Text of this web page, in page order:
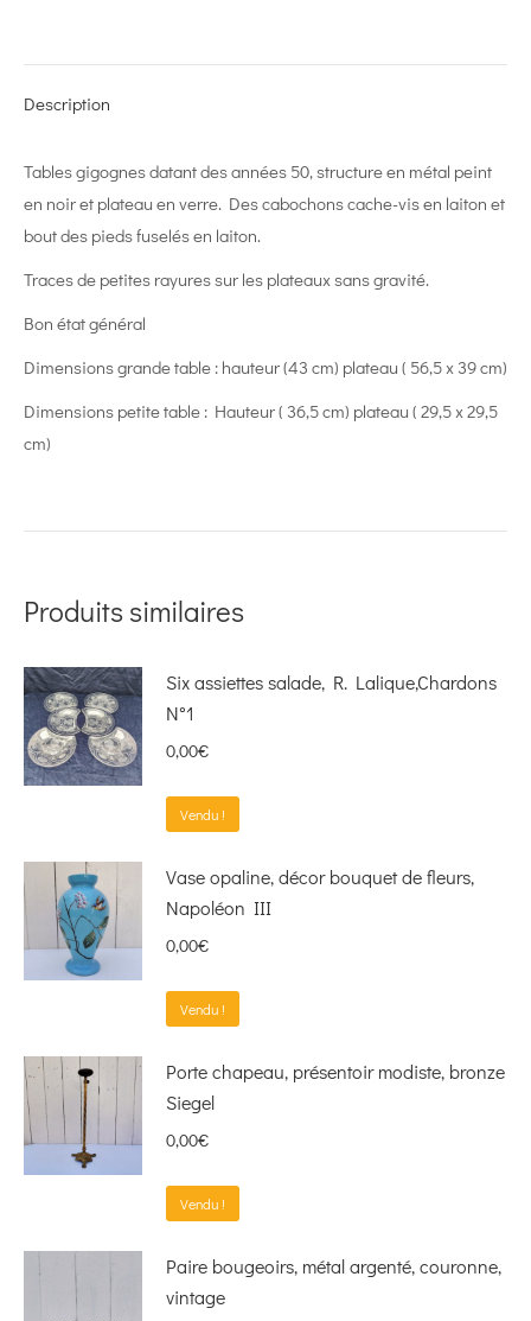
Description
Tables gigognes datant des années 50, structure en métal peint
en noir et plateau en verre. Des cabochons cache-vis en laiton et
bout des pieds fuselés en laiton.
Traces de petites rayures sur les plateaux sans gravité.
Bon état général
Dimensions grande table : hauteur (43 cm) plateau ( 56,5 x 39 cm)
Dimensions petite table : Hauteur ( 36,5 cm) plateau ( 29,5 x 29,5
cm)
Produits similaires
Six assiettes salade, R. Lalique,Chardons
N°1
0,00€
Vendu !
Vase opaline, décor bouquet de fleurs,
Napoléon III
0,00€
Vendu !
Porte chapeau, présentoir modiste, bronze
Siegel
0,00€
Vendu !
Paire bougeoirs, métal argenté, couronne,
vintage